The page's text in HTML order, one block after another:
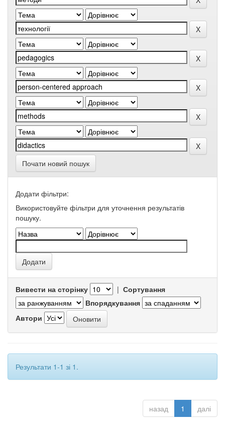
Почати новий пошук
Додати фільтри:
Використовуйте фільтри для уточнення результатів
пошуку.
Вивести на сторінку | Сортування
Впорядкування
Автори
Результати 1-1 зі 1.
назад 1 далі